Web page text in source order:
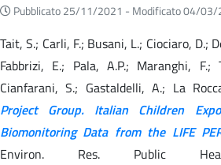
Pubblicato 25/11/2021 - Modificato 04/03/
Tait, S.; Carli, F.; Busani, L.; Ciociaro, D.;
Fabbrizi, E.; Pala, A.P.; Maranghi, F.;
Cianfarani, S.; Gastaldelli, A.; La
Project Group. Italian Children
Biomonitoring Data from the LIFE
Environ. Res. Public